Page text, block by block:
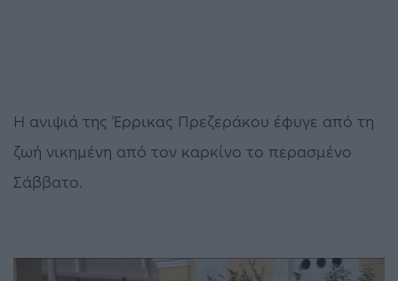
Η ανιψιά της Έρρικας Πρεζεράκου έφυγε από τη
ζωή νικημένη από τον καρκίνο το περασμένο
Σάββατο.